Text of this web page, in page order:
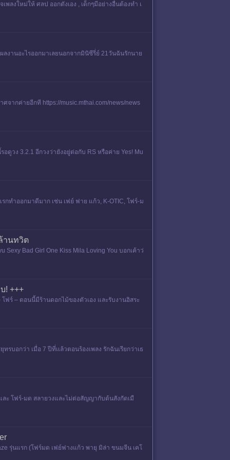
ลงใหม่ให้ ศลป ออกตังเอง , เด็กๆมีอย่างอื่นต้องทำ เ
ลงานอะไรออกมาเลยนอกจากมินิซีรี่ย์ 21วันฉันรักนาย
ากค่ายอีกที https://music.mthai.com/news/news
วง 3.2.1 อีกวงว่ายังอยู่ต่อกับ RS หรือค่าย Yes! Mu
กทำออกมาดีมาก เช่น เฟย์ ฟาย แก้ว, K-OTIC, โฟร์-ม
านทวิต
Bad Girl One Kiss Mila Loving You บอกเค้าว่
! +++
ฟร์ – ตอนนี้มีร้านดอกไม้ของตัวเอง และรับงานอิสระ
รบอกว่า เมื่อ 7 ปีที่เเล้วตอนร้องเพลง รักฉันเรียกว่าเธ
ละ โฟร์-มด สลายวงและไม่ต่อสัญญากับต้นสังกัดเมื
รุ่นแรก (โฟร์มด เฟย์ฟางแก้ว พายุ มิล่า ขนมจีน เคโ